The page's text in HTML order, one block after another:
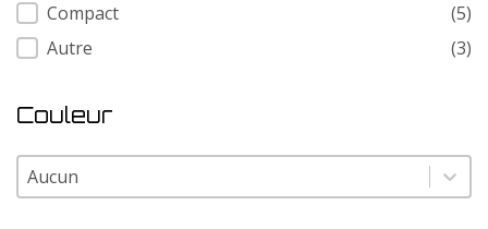
Compact
(5)
Autre
(3)
Couleur
Couleur
Couleur